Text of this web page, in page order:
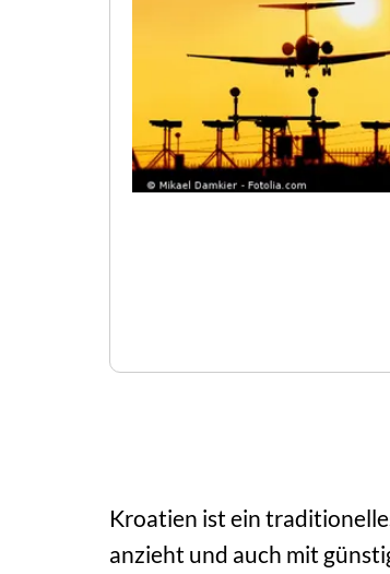
Kroatien ist ein
anzieht und auch mit